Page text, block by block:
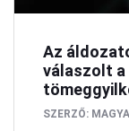
Az
válaszolt a
SZERZŐ: